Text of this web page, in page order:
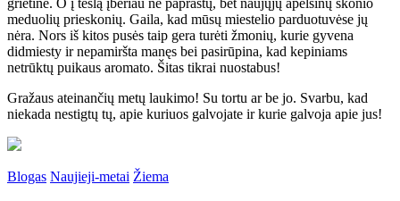
meduolių prieskonių. Gaila, kad mūsų miestelio parduotuvėse jų
nėra. Nors iš kitos pusės taip gera turėti žmonių, kurie gyvena
didmiesty ir nepamiršta manęs bei pasirūpina, kad kepiniams
netrūktų puikaus aromato. Šitas tikrai nuostabus!
Gražaus ateinančių metų laukimo! Su tortu ar be jo. Svarbu, kad
niekada nestigtų tų, apie kuriuos galvojate ir kurie galvoja apie jus!
Blogas Naujieji-metai Žiema